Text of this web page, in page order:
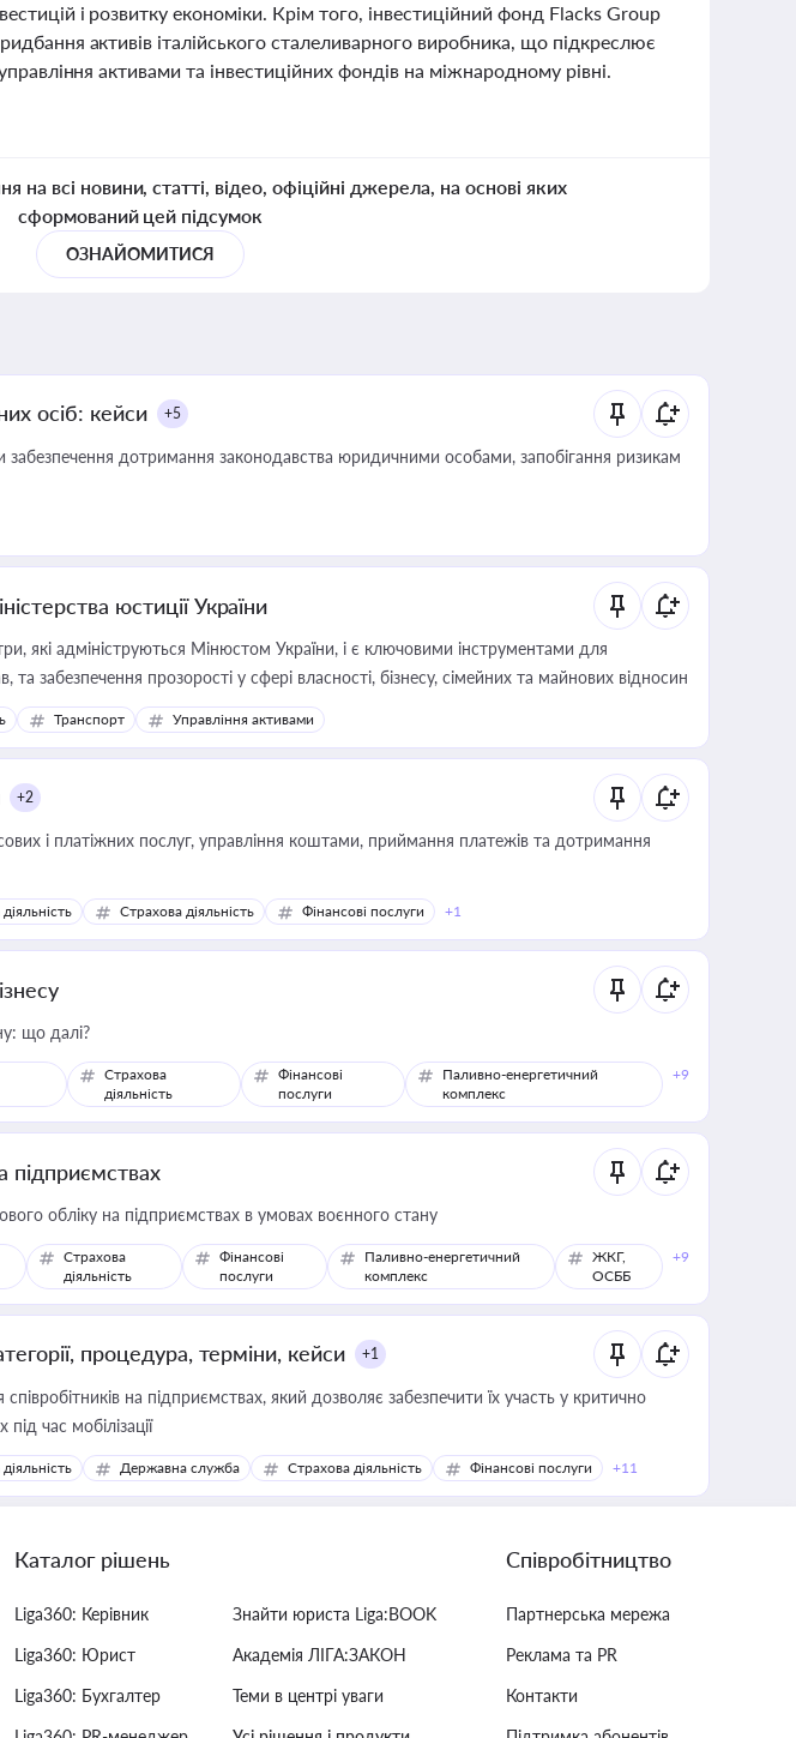
і розвитку економіки. Крім того, інвестиційний фонд Flacks Group
активів італійського сталеливарного виробника, що підкреслює
активами та інвестиційних фондів на міжнародному рівні.
на всі новини, статті, відео, офіційні джерела, на основі яких
сформований цей підсумок
ОЗНАЙОМИТИСЯ
осіб: кейси +5
забезпечення дотримання законодавства юридичними особами, запобігання ризикам
юстиції України
які адмініструються Мінюстом України, і є ключовими інструментами для
та забезпечення прозорості у сфері власності, бізнесу, сімейних та майнових відносин
Транспорт Управління активами
+2
коштами, приймання платежів та дотримання
Страхова діяльність Фінансові послуги +1
що далі?
Страхова
діяльність
Фінансові
послуги
Паливно-енергетичний
комплекс
+9
підприємствах
обліку на підприємствах в умовах воєнного стану
Страхова
діяльність
Фінансові
послуги
Паливно-енергетичний
комплекс
ЖКГ,
ОСББ
+9
процедура, терміни, кейси +1
на підприємствах, який дозволяє забезпечити їх участь у критично
час мобілізації
Державна служба Страхова діяльність Фінансові послуги +11
Каталог рішень
Liga360: Керівник
Liga360: Юрист
Liga360: Бухгалтер
Знайти юриста Liga:BOOK
Академія ЛІГА:ЗАКОН
Теми в центрі уваги
Співробітництво
Партнерська мережа
Реклама та PR
Контакти